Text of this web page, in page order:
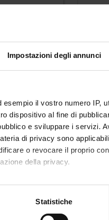
Impostazioni degli annunci
il vostro numero IP,
dispositivo al fine di
e sviluppare i servizi.
di privacy sono
o revocare il proprio
della privacy.
con un'approssimazione di
Statistiche
di
- Classe
per i
- Classe
per i